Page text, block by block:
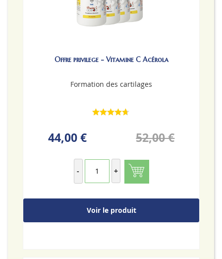
Offre privilege - Vitamine C Acérola
Formation des cartilages
44,00 € 52,00 €
- +
Voir le produit